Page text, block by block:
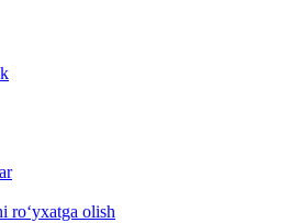
roʻyхatga olish